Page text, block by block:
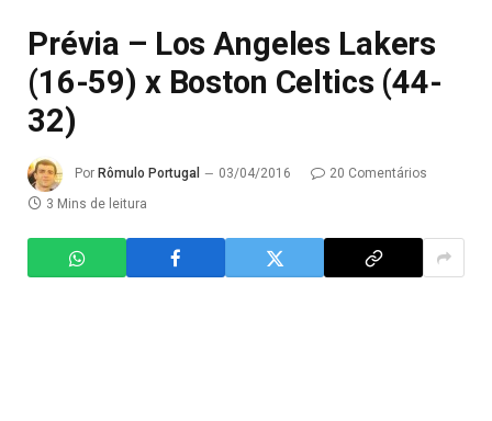
Prévia – Los Angeles Lakers
(16-59) x Boston Celtics (44-
32)
Por Rômulo Portugal 03/04/2016
20 Comentários
3 Mins de leitura